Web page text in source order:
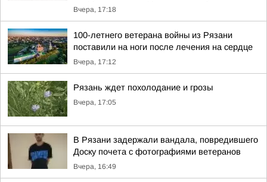
Вчера, 17:18
100-летнего ветерана войны из Рязани
поставили на ноги после лечения на сердце
Вчера, 17:12
Рязань ждет похолодание и грозы
Вчера, 17:05
В Рязани задержали вандала, повредившего
Доску почета с фотографиями ветеранов
Вчера, 16:49